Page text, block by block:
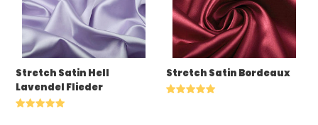
Stretch Satin Hell
Lavendel Flieder
Stretch Satin Bordeaux